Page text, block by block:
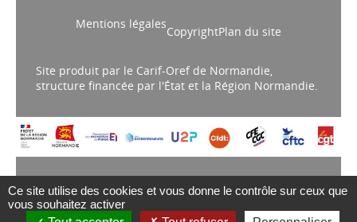
structure financée par l'État et la Région Normandie.
Ce site utilise des cookies et vous donne le contrôle sur ceux que
vous souhaitez activer